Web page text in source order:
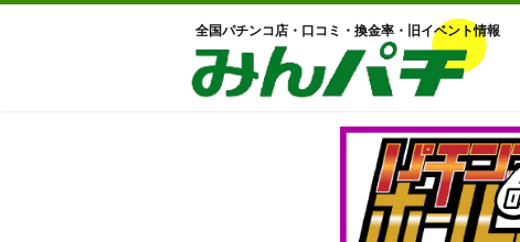
全国パチンコ店・口コミ・換金率・旧イベント情報